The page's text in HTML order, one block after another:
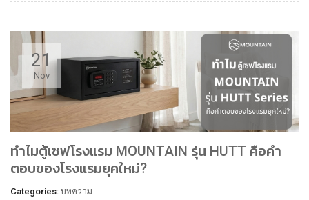
21
Nov
ทำไมตู้เซฟโรงแรม MOUNTAIN รุ่น HUTT คือคำ
ตอบของโรงแรมยุคใหม่?
Categories: บทความ